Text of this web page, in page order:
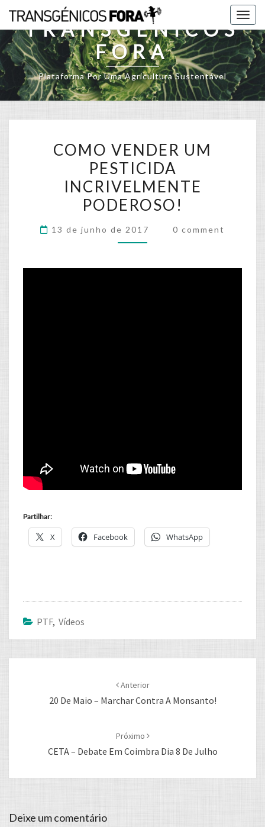
Skip
contentTRANSGÉNICOS
FORA
Plataforma Por Uma Agricultura Sustentável
VENDER
UM
PESTICIDA
INCRIVELMENTE
COMO VENDER UM
PESTICIDA
INCRIVELMENTE
PODEROSO!
13 de junho de 2017 Comments
0 comment
Partilhar:
X Facebook WhatsApp
PTF, Vídeos
Anterior
20 De Maio – Marchar Contra A Monsanto!
Próximo
CETA – Debate Em Coimbra Dia 8 De Julho
Deixe um comentário